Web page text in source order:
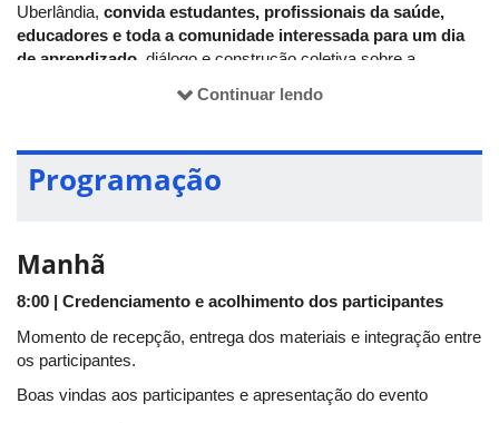
Uberlândia, convida estudantes, profissionais da saúde,
educadores e toda a comunidade interessada para um dia
de aprendizado , diálogo e construção coletiva sobre a
Faculdade de Medicina da UFU, pesquisadora e referência nas
áreas de educação em saúde, bioética e formação das
Mais do que transmitir conhecimentos, o encontro será um
espaço de reflexão e troca de experiências, buscando preparar
os participantes para agir com segurança, sensibilidade,
responsabilidade e respeito diante de uma suspeita ou
revelação de violência.
Participe conosco e ajude a semear informação, cuidado e
Continuar lendo
Programação
Manhã
8:00 | Credenciamento e acolhimento dos participantes
Momento de recepção, entrega dos materiais e integração entre
os participantes.
Boas vindas aos participantes e apresentação do evento